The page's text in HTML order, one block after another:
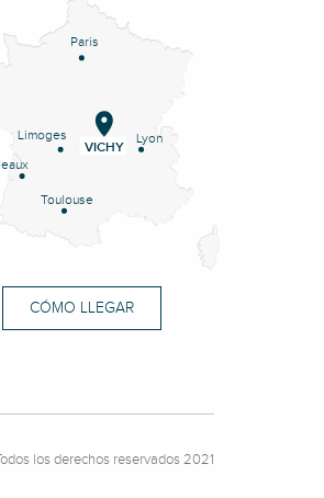
Paris
Lyon
Limoges
Toulouse
VICHY
CÓMO LLEGAR
los derechos reservados 2021